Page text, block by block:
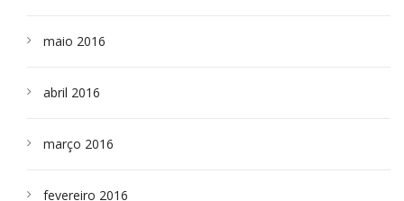
maio 2016
abril 2016
março 2016
fevereiro 2016